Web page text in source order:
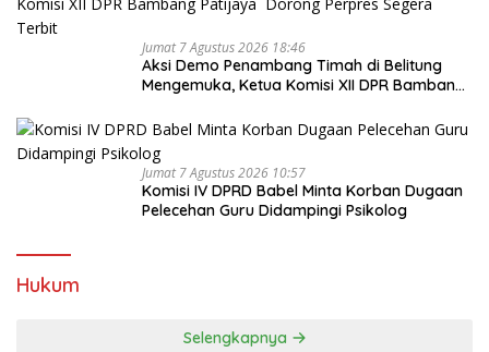
Jumat 7 Agustus 2026 18:46
Aksi Demo Penambang Timah di Belitung
Mengemuka, Ketua Komisi XII DPR Bambang
Jumat 7 Agustus 2026 10:57
Komisi IV DPRD Babel Minta Korban Dugaan
Pelecehan Guru Didampingi Psikolog
Hukum
Selengkapnya